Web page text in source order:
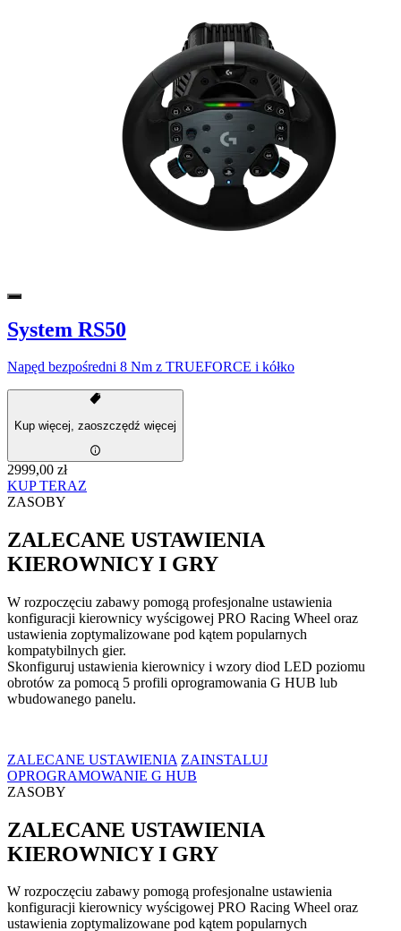
System RS50
Napęd bezpośredni 8 Nm z TRUEFORCE i kółko
Kup więcej, zaoszczędź więcej
2999,00 zł
KUP TERAZ
ZASOBY
ZALECANE USTAWIENIA
KIEROWNICY I GRY
W rozpoczęciu zabawy pomogą profesjonalne ustawienia
konfiguracji kierownicy wyścigowej PRO Racing Wheel oraz
ustawienia zoptymalizowane pod kątem popularnych
kompatybilnych gier.
Skonfiguruj ustawienia kierownicy i wzory diod LED poziomu
obrotów za pomocą 5 profili oprogramowania G HUB lub
wbudowanego panelu.
ZALECANE USTAWIENIA ZAINSTALUJ
OPROGRAMOWANIE G HUB
ZASOBY
ZALECANE USTAWIENIA
KIEROWNICY I GRY
W rozpoczęciu zabawy pomogą profesjonalne ustawienia
konfiguracji kierownicy wyścigowej PRO Racing Wheel oraz
ustawienia zoptymalizowane pod kątem popularnych